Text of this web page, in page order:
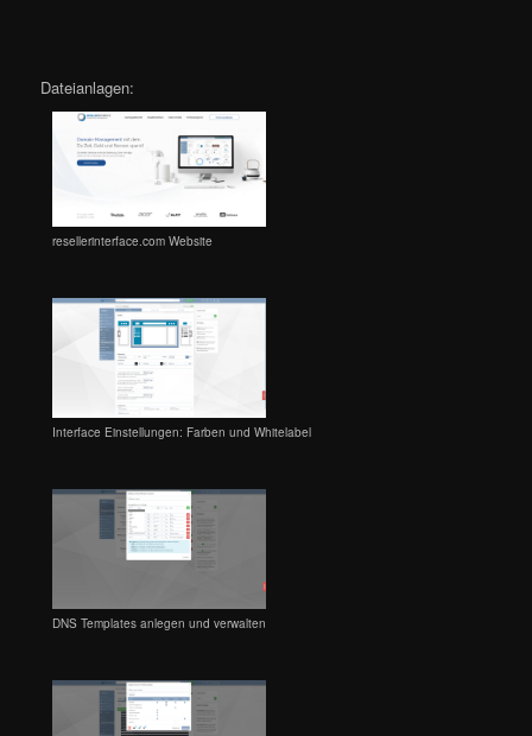
Dateianlagen:
resellerinterface.com Website
Interface Einstellungen: Farben und Whitelabel
DNS Templates anlegen und verwalten